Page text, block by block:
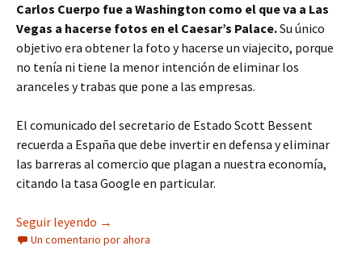
Carlos Cuerpo fue a Washington como el que va a Las
Vegas a hacerse fotos en el Caesar’s Palace.Su único
objetivo era obtener la foto y hacerse un viajecito, porque
no tenía ni tiene la menor intención de eliminar los
aranceles y trabas que pone a las empresas.
El comunicado del secretario de Estado Scott Bessent
recuerda a España que debe invertir en defensa y eliminar
las barreras al comercio que plagan a nuestra economía,
citando la tasa Google en particular.
Seguir leyendo La Casa Blanca tiene razón: Sánchez, Cuerpo y
→
Un comentario por ahora